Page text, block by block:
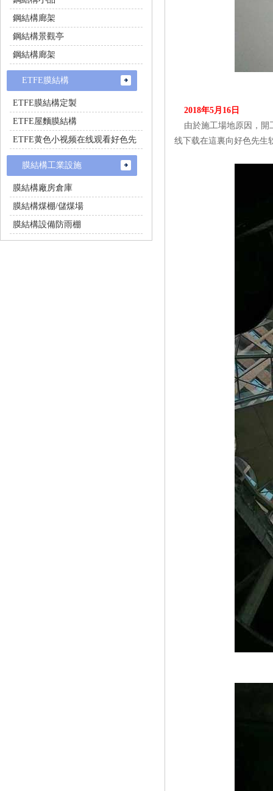
2018年5月16日
由於施工場地原因，開
线下载在這裏向好色先生
鋼結構廊架
鋼結構景觀亭
鋼結構廊架
ETFE膜結構
ETFE膜結構定製
ETFE屋麵膜結構
ETFE黄色小视频在线观看好色先
生
膜結構工業設施
膜結構廠房倉庫
膜結構煤棚/儲煤場
膜結構設備防雨棚